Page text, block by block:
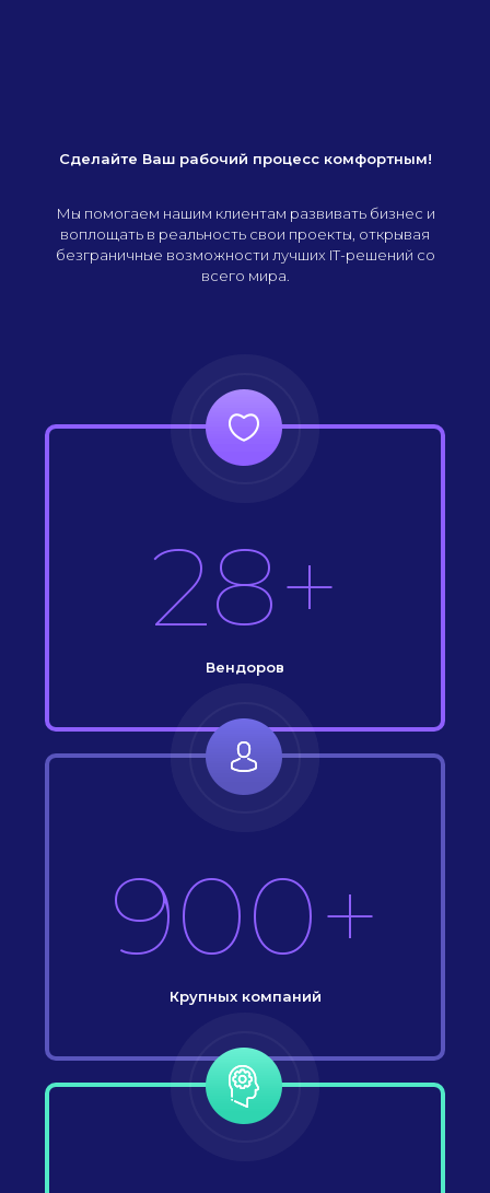
Сделайте Ваш рабочий процесс комфортным!
Мы помогаем нашим клиентам развивать бизнес и
воплощать в реальность свои проекты, открывая
безграничные возможности лучших IT-решений со
всего мира.
28+
Вендоров
900+
Крупных компаний